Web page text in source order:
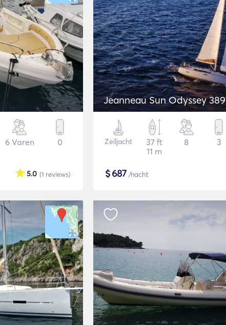
6 Varen 0
(1 reviews)
5.0
Jeanneau Sun Odyssey 389
Zeiljacht
37 ft
11 m
8 3
$687 /nacht